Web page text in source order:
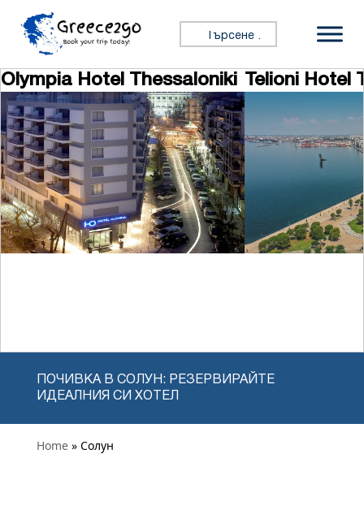
Премини към съдържанието
Търсене за:
Olympia Hotel Thessaloniki Telioni Hotel
ПОЧИВКА В СОЛУН: РЕЗЕРВИРАЙТЕ
ИДЕАЛНИЯ СИ ХОТЕЛ
Home » Солун